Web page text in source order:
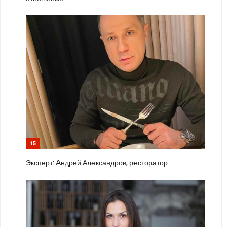
15
Эксперт: Андрей Александров, ресторатор